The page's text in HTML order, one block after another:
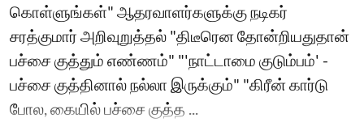
கொள்ளுங்கள்" ஆதரவாளர்களுக்கு நடிகர்
சரத்குமார் அறிவுறுத்தல் "திடீரென தோன்றியதுதான்
பச்சை குத்தும் எண்ணம்" "'நாட்டாமை குடும்பம்' -
பச்சை குத்தினால் நல்லா இருக்கும்" "கிரீன் கார்டு
போல, கையில் பச்சை குத்த ...